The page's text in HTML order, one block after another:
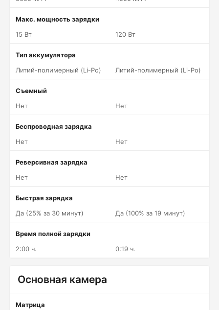
Макс. мощность зарядки
15 Вт
120 Вт
Тип аккумулятора
Литий-полимерный (Li-Po)
Литий-полимерный (Li-Po)
Съемный
Нет
Нет
Беспроводная зарядка
Нет
Нет
Реверсивная зарядка
Нет
Нет
Быстрая зарядка
Да (25% за 30 минут)
Да (100% за 19 минут)
Время полной зарядки
2:00 ч.
0:19 ч.
Основная камера
Матрица